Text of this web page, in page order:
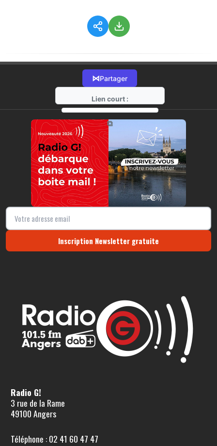
⋈Partager
Lien court :
https://radio-g.fr?19504
⧉
Inscription Newsletter gratuite
Radio G!
3 rue de la Rame
49100 Angers
Téléphone : 02 41 60 47 47